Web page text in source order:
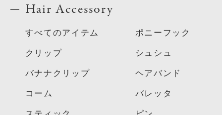
Hair Accessory
すべてのアイテム
クリップ
バナナクリップ
コーム
ポニーフック
シュシュ
ヘアバンド
バレッタ